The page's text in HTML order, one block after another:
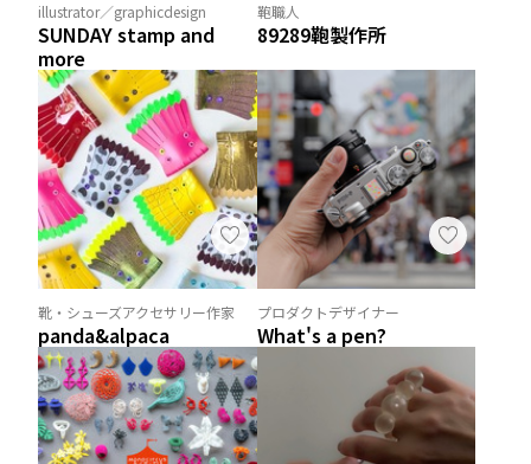
illustrator／graphicdesign
SUNDAY stamp and
more
鞄職人
89289鞄製作所
靴・シューズアクセサリー作家
panda&alpaca
プロダクトデザイナー
What's a pen?